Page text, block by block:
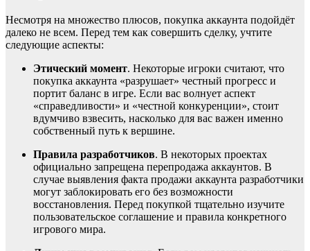
Несмотря на множество плюсов, покупка аккаунта подойдёт
далеко не всем. Перед тем как совершить сделку, учтите
следующие аспекты:
Этический момент. Некоторые игроки считают, что
покупка аккаунта «разрушает» честный прогресс и
портит баланс в игре. Если вас волнует аспект
«справедливости» и «честной конкуренции», стоит
вдумчиво взвесить, насколько для вас важен именно
собственный путь к вершине.
Правила разработчиков. В некоторых проектах
официально запрещена перепродажа аккаунтов. В
случае выявления факта продажи аккаунта разработчики
могут заблокировать его без возможности
восстановления. Перед покупкой тщательно изучите
пользовательское соглашение и правила конкретного
игрового мира.